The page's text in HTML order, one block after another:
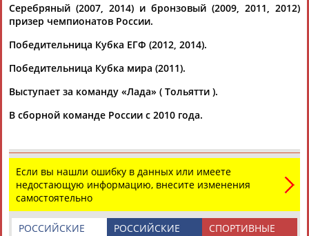
Серебряный (2007, 2014) и бронзовый (2009, 2011, 2012)
призер чемпионатов России.
Победительница Кубка ЕГФ (2012, 2014).
Победительница Кубка мира (2011).
Выступает за команду «Лада» ( Тольятти ).
В сборной команде России с 2010 года.
Если вы нашли ошибку в данных или имеете
недостающую информацию, внесите изменения
самостоятельно
СПОРТИВНЫЕ
РОССИЙСКИЕ
РОССИЙСКИЕ